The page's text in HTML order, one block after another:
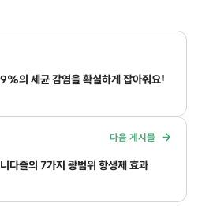
의 세균 감염을 확실하게 잡아줘요!
다음 게시물
다졸의 7가지 광범위 항생제 효과